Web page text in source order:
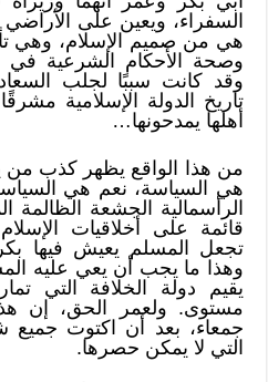
السفراء، ويعين على
هي من صميم الإسلام، وهي
وصحة الأحكام الشرعية في
وقد كانت سببًا لجلب
تاريخ الدولة الإسلامية
أهلها يمدحونها…
من هذا الواقع يظهر كذب من
هي السياسة، نعم هي
الرأسمالية الجشعة الظالمة
قائمة على أخلاقيات
تجعل المسلم يعيش فيها
وهذا ما يجب أن يعي عليه
يقيم دولة الخلافة التي
مستوى. ولعمر الحق، إن
جمعاء، بعد أن اكتوت جميع
التي لا يمكن حصرها.